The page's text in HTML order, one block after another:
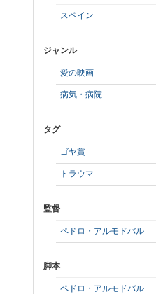
スペイン
ジャンル
愛の映画
病気・病院
タグ
ゴヤ賞
トラウマ
監督
ペドロ・アルモドバル
脚本
ペドロ・アルモドバル